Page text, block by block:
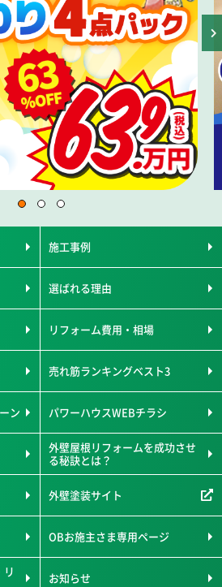
施工事例
選ばれる理由
リフォーム費用・相場
売れ筋ランキングベスト3
ン パワーハウスWEBチラシ
外壁屋根リフォームを成功させ
る秘訣とは？
外壁塗装サイト
OBお施主さま専用ページ
リ
お知らせ